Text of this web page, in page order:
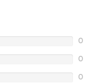
0
0
0
bằng